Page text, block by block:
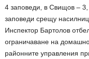
4 заповеди, в Свищов –
заповеди срещу
Инспектор Бартолов
ограничаване на
районните управления